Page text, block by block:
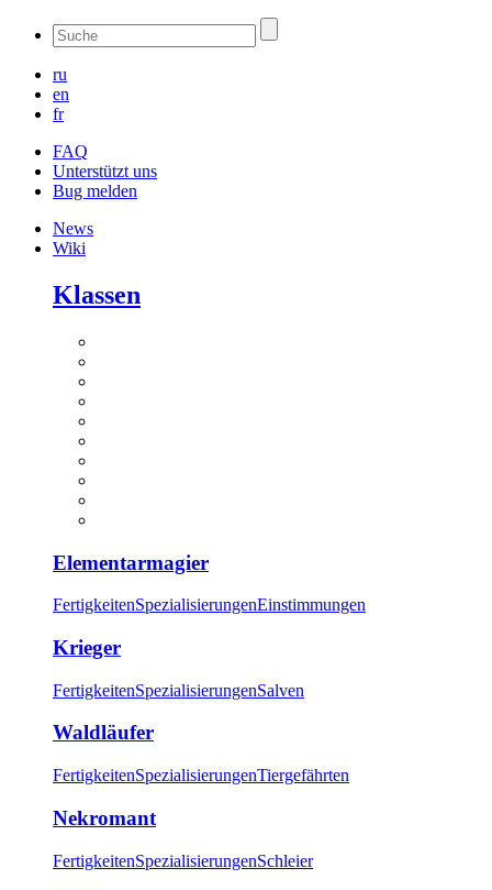
ru
en
fr
FAQ
Unterstützt uns
Bug melden
News
Wiki
Klassen
Elementarmagier
FertigkeitenSpezialisierungenEinstimmungen
Krieger
FertigkeitenSpezialisierungenSalven
Waldläufer
FertigkeitenSpezialisierungenTiergefährten
Nekromant
FertigkeitenSpezialisierungenSchleier